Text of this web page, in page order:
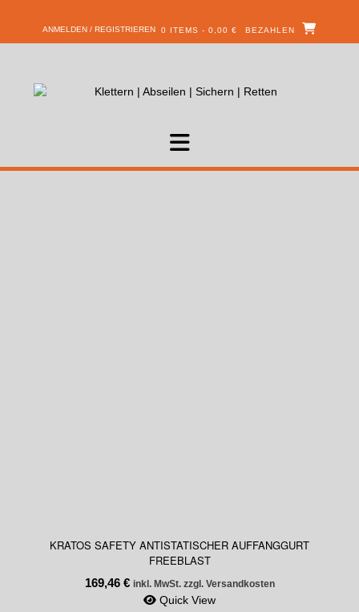
ANMELDEN / REGISTRIEREN 0 ITEMS - 0,00 € BEZAHLEN
KRATOS SAFETY ANTISTATISCHER AUFFANGGURT
FREEBLAST
169,46 € inkl. MwSt. zzgl. Versandkosten
Quick View